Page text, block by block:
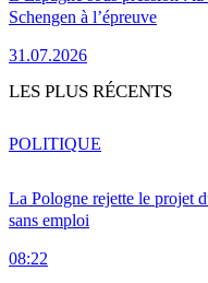
Schengen à l’épreuve
31.07.2026
LES PLUS RÉCENTS
La Pologne rejette le projet
sans emploi
08:22
POLITIQUE